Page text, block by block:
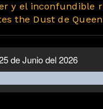
y el inconfundible
the Dust de